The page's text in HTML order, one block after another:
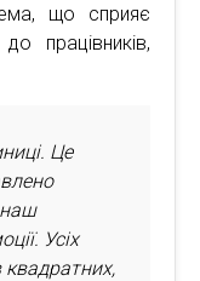
що сприяє
працівників,
Це
наш
Усіх